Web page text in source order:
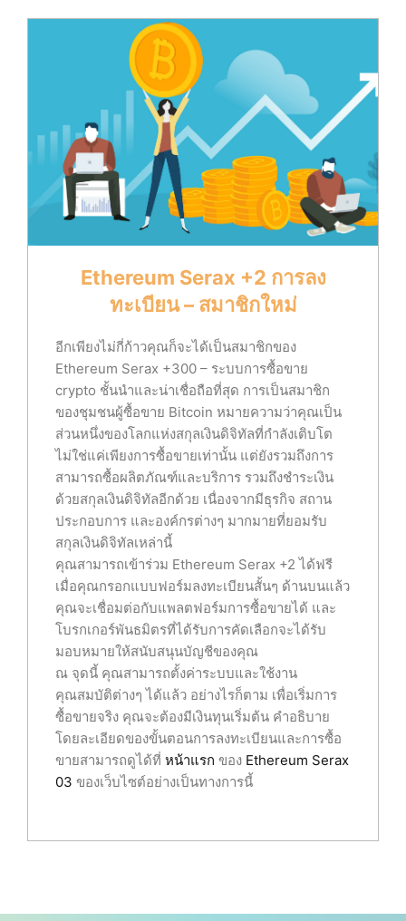
Ethereum Serax +2 การลง
ทะเบียน – สมาชิกใหม่
อีกเพียงไม่กี่ก้าวคุณก็จะได้เป็นสมาชิกของ
Ethereum Serax +300 – ระบบการซื้อขาย
crypto ชั้นนำและน่าเชื่อถือที่สุด การเป็นสมาชิก
ของชุมชนผู้ซื้อขาย Bitcoin หมายความว่าคุณเป็น
ส่วนหนึ่งของโลกแห่งสกุลเงินดิจิทัลที่กำลังเติบโต
ไม่ใช่แค่เพียงการซื้อขายเท่านั้น แต่ยังรวมถึงการ
สามารถซื้อผลิตภัณฑ์และบริการ รวมถึงชำระเงิน
ด้วยสกุลเงินดิจิทัลอีกด้วย เนื่องจากมีธุรกิจ สถาน
ประกอบการ และองค์กรต่างๆ มากมายที่ยอมรับ
สกุลเงินดิจิทัลเหล่านี้
คุณสามารถเข้าร่วม Ethereum Serax +2 ได้ฟรี
เมื่อคุณกรอกแบบฟอร์มลงทะเบียนสั้นๆ ด้านบนแล้ว
คุณจะเชื่อมต่อกับแพลตฟอร์มการซื้อขายได้ และ
โบรกเกอร์พันธมิตรที่ได้รับการคัดเลือกจะได้รับ
มอบหมายให้สนับสนุนบัญชีของคุณ
ณ จุดนี้ คุณสามารถตั้งค่าระบบและใช้งาน
คุณสมบัติต่างๆ ได้แล้ว อย่างไรก็ตาม เพื่อเริ่มการ
ซื้อขายจริง คุณจะต้องมีเงินทุนเริ่มต้น คำอธิบาย
โดยละเอียดของขั้นตอนการลงทะเบียนและการซื้อ
ขายสามารถดูได้ที่ หน้าแรก ของ Ethereum Serax
03 ของเว็บไซต์อย่างเป็นทางการนี้